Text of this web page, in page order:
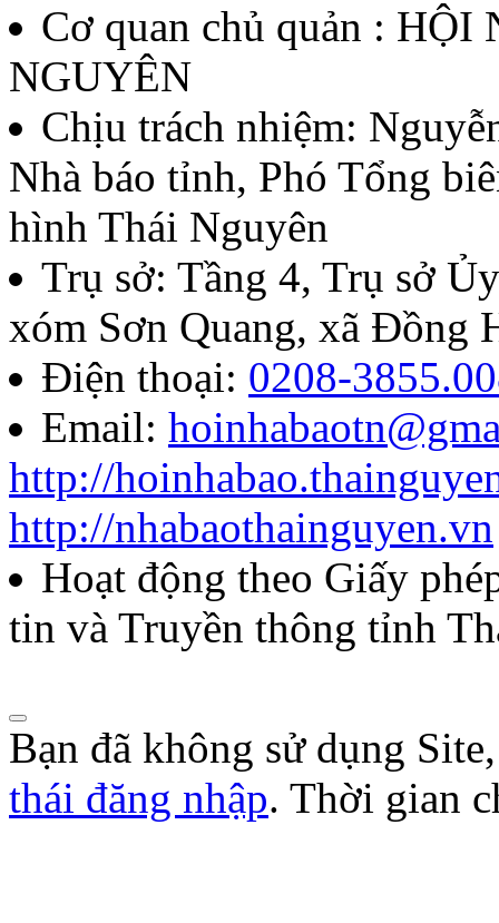
Cơ quan chủ quản :
NGUYÊN
Chịu trách nhiệm:
Nhà báo tỉnh, Phó Tổng
hình Thái Nguyên
Trụ sở: Tầng 4, Trụ sở
xóm Sơn Quang, xã Đồng
Điện thoại: 0208-
Email:
http://
http://nhabaothainguyen.vn
Hoạt động theo Giấy
tin và Truyền thông tỉnh
Bạn đã không sử dụng
thái đăng nhập. Thời gian